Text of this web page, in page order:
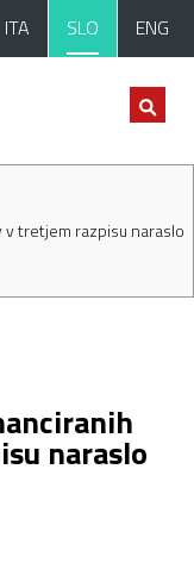
ITA SLO ENG
v tretjem razpisu naraslo
naraslo